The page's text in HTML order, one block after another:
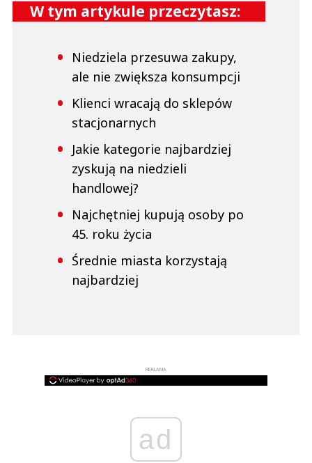
W tym artykule przeczytasz:
Niedziela przesuwa zakupy,
ale nie zwiększa konsumpcji
Klienci wracają do sklepów
stacjonarnych
Jakie kategorie najbardziej
zyskują na niedzieli
handlowej?
Najchętniej kupują osoby po
45. roku życia
Średnie miasta korzystają
najbardziej
REKLAMA
ad